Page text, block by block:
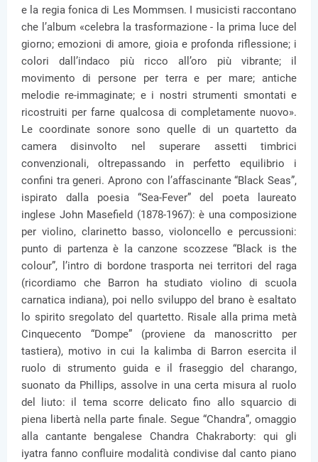
e la regia fonica di Les Mommsen. I musicisti raccontano
che l’album «celebra la trasformazione - la prima luce del
giorno; emozioni di amore, gioia e profonda riflessione; i
colori dall’indaco più ricco all’oro più vibrante; il
movimento di persone per terra e per mare; antiche
melodie re-immaginate; e i nostri strumenti smontati e
ricostruiti per farne qualcosa di completamente nuovo».
Le coordinate sonore sono quelle di un quartetto da
camera disinvolto nel superare assetti timbrici
convenzionali, oltrepassando in perfetto equilibrio i
confini tra generi. Aprono con l’affascinante “Black Seas”,
ispirato dalla poesia “Sea-Fever” del poeta laureato
inglese John Masefield (1878-1967): è una composizione
per violino, clarinetto basso, violoncello e percussioni:
punto di partenza è la canzone scozzese “Black is the
colour”, l’intro di bordone trasporta nei territori del raga
(ricordiamo che Barron ha studiato violino di scuola
carnatica indiana), poi nello sviluppo del brano è esaltato
lo spirito sregolato del quartetto. Risale alla prima metà
Cinquecento “Dompe” (proviene da manoscritto per
tastiera), motivo in cui la kalimba di Barron esercita il
ruolo di strumento guida e il fraseggio del charango,
suonato da Phillips, assolve in una certa misura al ruolo
del liuto: il tema scorre delicato fino allo squarcio di
piena libertà nella parte finale. Segue “Chandra”, omaggio
alla cantante bengalese Chandra Chakraborty: qui gli
iyatra fanno confluire modalità condivise dal canto piano